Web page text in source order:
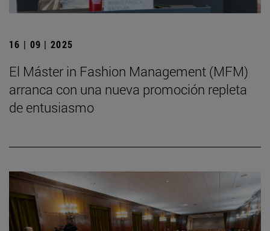
16 | 09 | 2025
El Máster in Fashion Management (MFM)
arranca con una nueva promoción repleta
de entusiasmo